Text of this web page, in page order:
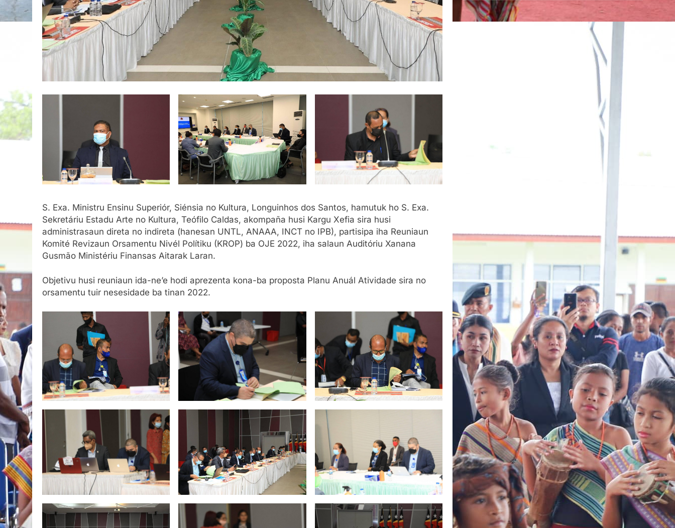
S. Exa. Ministru Ensinu Superiór, Siénsia no Kultura, Longuinhos dos Santos, hamutuk ho S. Exa.
Sekretáriu Estadu Arte no Kultura, Teófilo Caldas, akompaña husi Kargu Xefia sira husi
administrasaun direta no indireta (hanesan UNTL, ANAAA, INCT no IPB), partisipa iha Reuniaun
Komité Revizaun Orsamentu Nivél Polítiku (KROP) ba OJE 2022, iha salaun Auditóriu Xanana
Gusmão Ministériu Finansas Aitarak Laran.
Objetivu husi reuniaun ida-ne’e hodi aprezenta kona-ba proposta Planu Anuál Atividade sira no
orsamentu tuir nesesidade ba tinan 2022.